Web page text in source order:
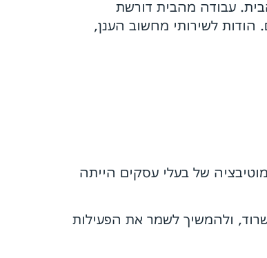
עבודה מהבית דורשת
לשירותי מחשוב הענן,
של בעלי עסקים הייתה
ולהמשיך לשמר את הפעילות